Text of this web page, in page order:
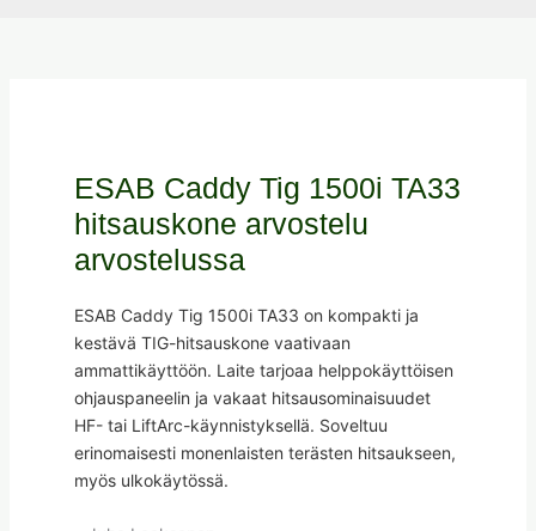
ESAB Caddy Tig 1500i TA33
hitsauskone arvostelu
arvostelussa
ESAB Caddy Tig 1500i TA33 on kompakti ja
kestävä TIG-hitsauskone vaativaan
ammattikäyttöön. Laite tarjoaa helppokäyttöisen
ohjauspaneelin ja vakaat hitsausominaisuudet
HF- tai LiftArc-käynnistyksellä. Soveltuu
erinomaisesti monenlaisten terästen hitsaukseen,
myös ulkokäytössä.